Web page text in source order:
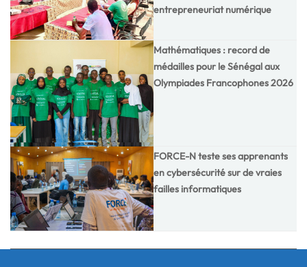
entrepreneuriat numérique
Mathématiques : record de
médailles pour le Sénégal aux
Olympiades Francophones 2026
FORCE-N teste ses apprenants
en cybersécurité sur de vraies
failles informatiques